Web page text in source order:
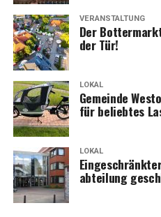
VERANSTALTUNG
Der
der Tür!
LOKAL
Gemein­de
für belieb­tes
LOKAL
ab­tei­lung